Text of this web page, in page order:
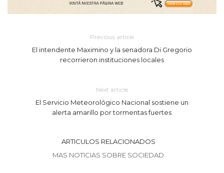
Previous article
El intendente Maximino y la senadora Di Gregorio
recorrieron instituciones locales
Next article
El Servicio Meteorológico Nacional sostiene un
alerta amarillo por tormentas fuertes
ARTICULOS RELACIONADOS
MAS NOTICIAS SOBRE SOCIEDAD